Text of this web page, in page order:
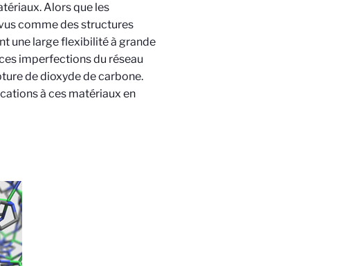
Alors que les
comme des structures
une large flexibilité à grande
imperfections du réseau
de dioxyde de carbone.
à ces matériaux en